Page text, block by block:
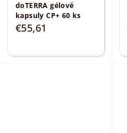
doTERRA gélové
kapsuly CP+ 60 ks
€55,61